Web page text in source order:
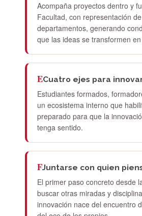
Acompaña proyectos dentro y
Facultad, con representación
departamentos, generando
que las ideas se transformen
ECuatro ejes para
Estudiantes formados,
un ecosistema interno que
preparado para que la
tenga sentido.
FJuntarse con quien
El primer paso concreto desde
buscar otras miradas y
innovación nace del encuentro